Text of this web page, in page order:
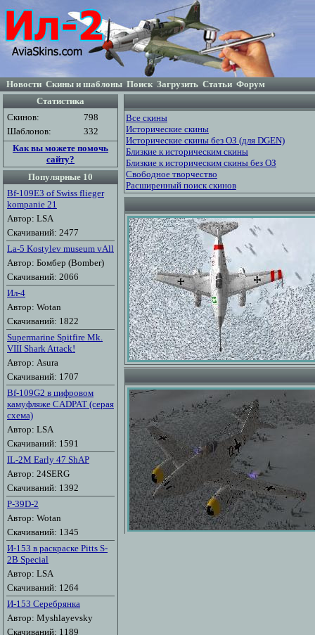
Новости Скины и шаблоны Поиск Загрузить Статьи Форум
Статистика
Скинов:
798
Шаблонов:
332
Как вы можете помочь
сайту?
Популярные 10
Bf-109E3 of Swiss flieger
kompanie 21
Автор: LSA
Скачиваний: 2477
La-5 Kostylev museum vAll
Автор: Бомбер (Bomber)
Скачиваний: 2066
Ил-4
Автор: Wotan
Скачиваний: 1822
Supermarine Spitfire Mk.
VIII Shark Attack!
Автор: Asura
Скачиваний: 1707
Bf-109G2 в цифровом
камуфляже CADPAT (серая
схема)
Автор: LSA
Скачиваний: 1591
IL-2M Early 47 ShAP
Автор: 24SERG
Скачиваний: 1392
P-39D-2
Автор: Wotan
Скачиваний: 1345
И-153 в раскраске Pitts S-
2B Special
Автор: LSA
Скачиваний: 1264
И-153 Серебрянка
Автор: Myshlayevsky
Скачиваний: 1189
Все скины
Исторические скины
Исторические скины без ОЗ (для DGEN)
Близкие к историческим скины
Близкие к историческим скины без ОЗ
Свободное творчество
Расширенный поиск скинов